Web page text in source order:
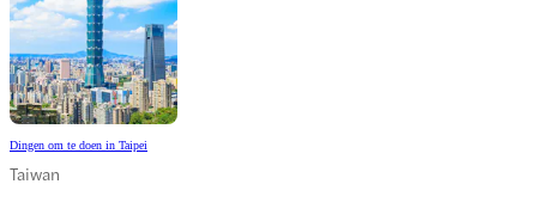
Dingen om te doen in Taipei
Taiwan